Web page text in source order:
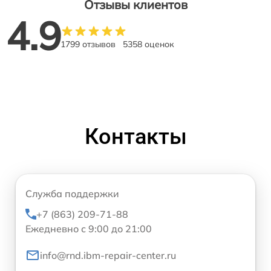
Отзывы клиентов
4.91799 отзывов 5358 оценок
Контакты
Служба поддержки
+7 (863) 209-71-88
Ежедневно с 9:00 до 21:00
info@rnd.ibm-repair-center.ru